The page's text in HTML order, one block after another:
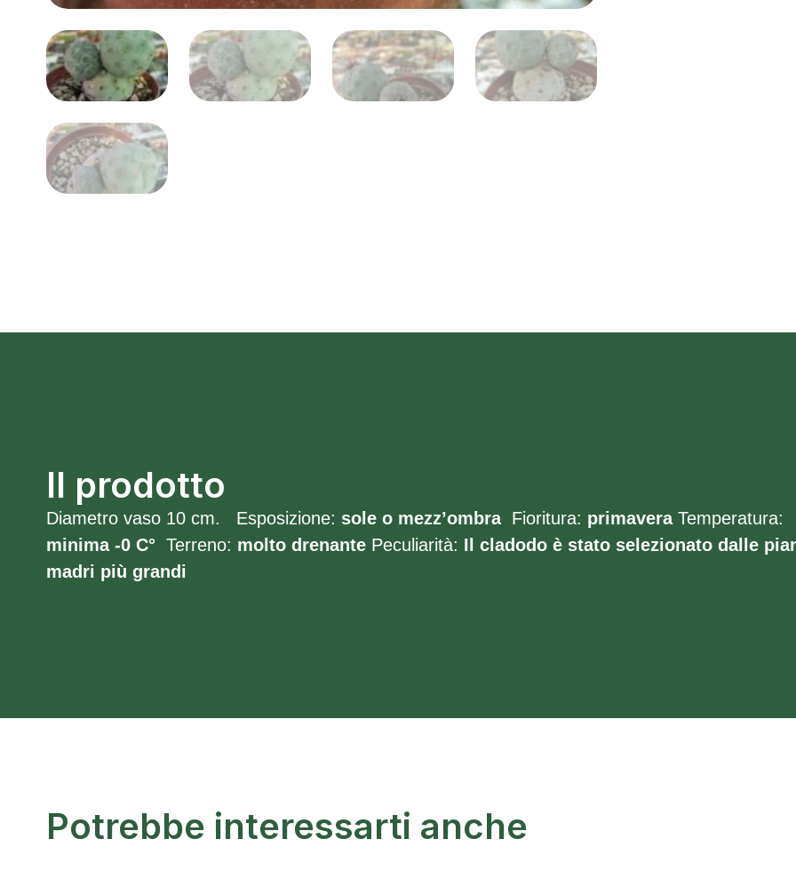
Il prodotto
Diametro vaso 10 cm. Esposizione: sole o mezz’ombra Fioritura: primaveraTemperatura:
minima -0 C° Terreno: molto drenante Peculiarità: Il cladodo è stato selezionato dalle
madri più grandi
Potrebbe interessarti anche